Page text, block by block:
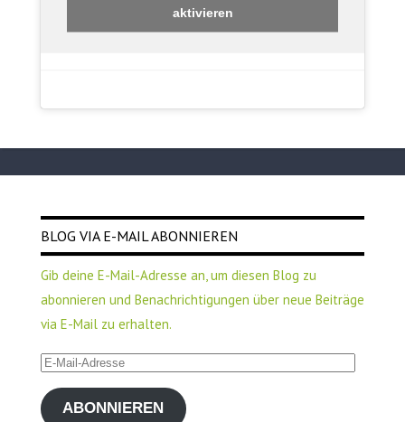
aktivieren
BLOG VIA E-MAIL ABONNIEREN
Gib deine E-Mail-Adresse an, um diesen Blog zu
abonnieren und Benachrichtigungen über neue Beiträge
via E-Mail zu erhalten.
E-
Mail-
AdresseABONNIEREN